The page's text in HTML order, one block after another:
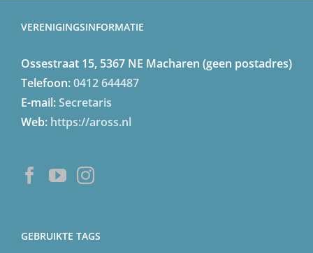
VERENIGINGSINFORMATIE
Ossestraat 15, 5367 NE Macharen (geen postadres)
Telefoon:0412 644487
E-mail:Secretaris
Web: https://aross.nl
GEBRUIKTE TAGS